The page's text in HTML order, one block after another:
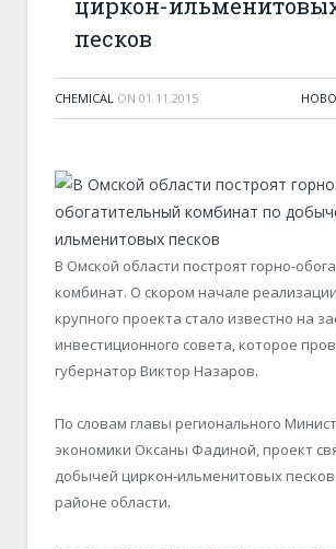
песков
CHEMICAL ON 01.11.2015
В Омской области построят горно-
комбинат. О скором начале
крупного проекта стало известно на
инвестиционного совета, которое
губернатор Виктор Назаров.
По словам главы регионального
экономики Оксаны Фадиной, проект
добычей циркон-ильменитовых песков
районе области.